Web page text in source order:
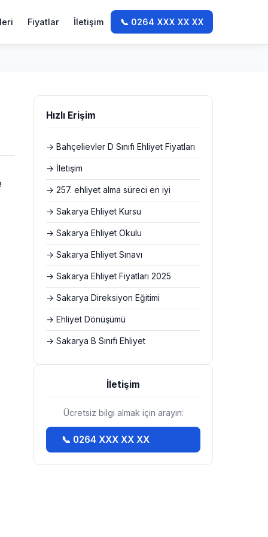
Fiyatlar İletişim 📞 0264 XXX XX XX
Hızlı Erişim
→ Bahçelievler D Sınıfı Ehliyet Fiyatları
→ İletişim
→ 257. ehliyet alma süreci en iyi
→ Sakarya Ehliyet Kursu
→ Sakarya Ehliyet Okulu
→ Sakarya Ehliyet Sınavı
→ Sakarya Ehliyet Fiyatları 2025
→ Sakarya Direksiyon Eğitimi
→ Ehliyet Dönüşümü
→ Sakarya B Sınıfı Ehliyet
İletişim
Ücretsiz bilgi almak için arayın:
📞 0264 XXX XX XX